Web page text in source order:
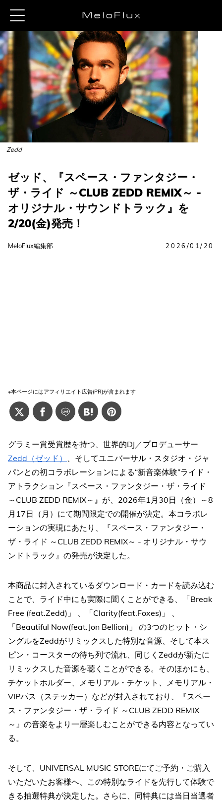
Zedd
ゼッド、『スペース・ファンタジー・
ザ・ライド ～CLUB ZEDD REMIX～ -
オリジナル・サウンドトラック』を
2/20(金)発売！
MeloFlux編集部 2026/01/20
※本ページにはアフィリエイト広告(PR)が含まれます
グラミー賞受賞歴を持つ、世界的DJ／プロデューサー
Zedd（ゼッド）
、そしてユニバーサル・スタジオ・ジャ
パンとの初コラボレーションによる“新音楽体験”ライド・
アトラクション『スペース・ファンタジー・ザ・ライド
～CLUB ZEDD REMIX～』が、2026年1月30日（金）～8
月17日（月）にて期間限定での開催が決定。本コラボレ
ーションの実現にあたり、『スペース・ファンタジー・
ザ・ライド ～CLUB ZEDD REMIX～ - オリジナル・サウ
ンドトラック』の発売が決定した。
本商品に封入されているダウンロード・カードを読み込む
ことで、ライド中にも実際に聞くことができる、「Break
Free (feat.Zedd)」 、「Clarity(feat.Foxes)」 、
「Beautiful Now(feat.Jon Bellion)」 の3つのヒット・シ
ングルをZeddがリミックスした特別な音源、そして本ス
ピン・コースターの待ち列で流れ、同じくZeddが新たに
リミックスした音源を聴くことができる。そのほかにも、
チケットホルダー、メモリアル・チケット、メモリアル・
VIPパス（ステッカー）などが封入されており、『スペー
ス・ファンタジー・ザ・ライド ～CLUB ZEDD REMIX
～』の音楽をより一層楽しむことができる内容となってい
る。
そして、UNIVERSAL MUSIC STOREにてご予約・ご購入
いただいたお客様へ、この特別なライドを先行して体験で
きる抽選特典が決定した。さらに、同特典には当日当選者